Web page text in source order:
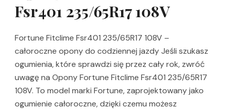
Fsr401 235/65R17 108V
Fortune Fitclime Fsr401 235/65R17 108V –
całoroczne opony do codziennej jazdy Jeśli szukasz
ogumienia, które sprawdzi się przez cały rok, zwróć
uwagę na Opony Fortune Fitclime Fsr401 235/65R17
108V. To model marki Fortune, zaprojektowany jako
ogumienie całoroczne, dzięki czemu możesz